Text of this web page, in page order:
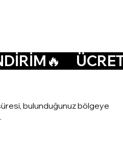
bulunduğunuz bölgeye